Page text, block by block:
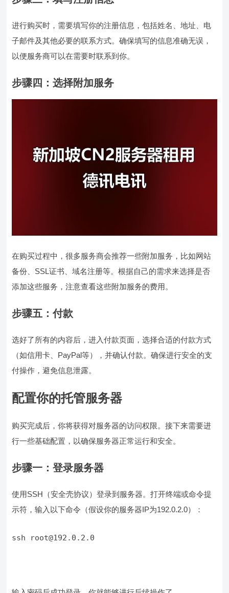
进行购买时，需要填写你的注册信息，包括姓名、地址、电
子邮件及其他必要的联系方式。确保填写的信息准确无误，
以便服务商可以在需要时联系到你。
步骤四：选择附加服务
在购买过程中，很多服务商会推荐一些附加服务，比如网站
备份、SSL证书、域名注册等。根据自己的需求来选择是否
添加这些服务，注意查看这些附加服务的费用。
步骤五：付款
选好了所有的内容后，进入付款页面，选择合适的付款方式
（如信用卡、PayPal等），并确认付款。确保进行安全的支
付操作，避免信息泄露。
配置你的托管服务器
购买完成后，你将获得对服务器的访问权限。接下来需要进
行一些基础配置，以确保服务器正常运行和安全。
步骤一：登录服务器
使用SSH（安全壳协议）登录到服务器。打开终端或命令提
示符，输入以下命令（假设你的服务器IP为192.0.2.0）：
ssh root@192.0.2.0